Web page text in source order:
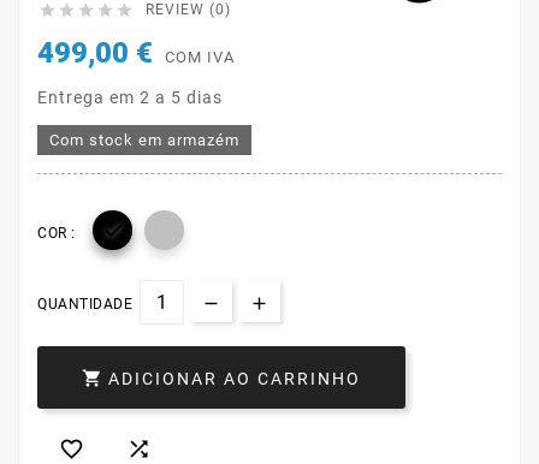
     REVIEW (0)
499,00 € COM IVA
Entrega em 2 a 5 dias
Com stock em armazém
COR : 
QUANTIDADE
 ADICIONAR AO CARRINHO
 